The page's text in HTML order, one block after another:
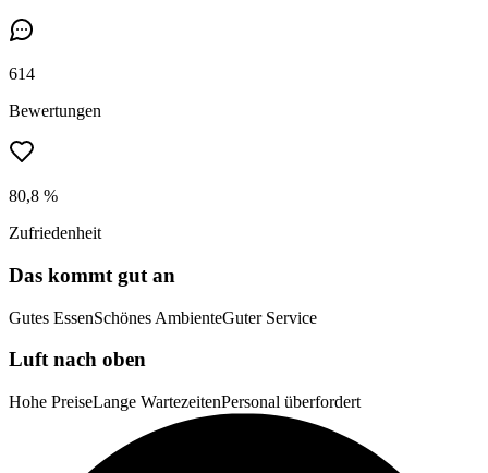
614
Bewertungen
80,8 %
Zufriedenheit
Das kommt gut an
Gutes EssenSchönes AmbienteGuter Service
Luft nach oben
Hohe PreiseLange WartezeitenPersonal überfordert